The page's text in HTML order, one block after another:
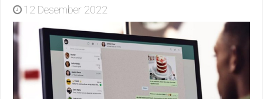
12 Desember 2022